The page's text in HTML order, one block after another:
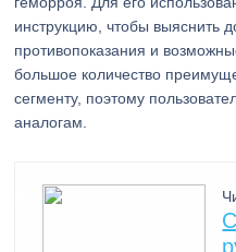
инструкцию, чтобы выяснить
противопоказания и
большое количество
сегменту, поэтому
аналогам.